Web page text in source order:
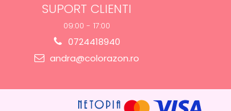
SUPORT CLIENTI
09:00 - 17:00
0724418940
andra@colorazon.ro